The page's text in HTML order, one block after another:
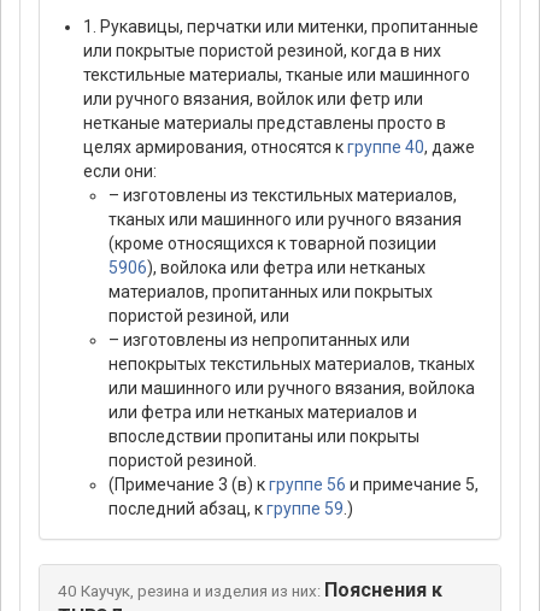
1. Рукавицы, перчатки или митенки, пропитанные
или покрытые пористой резиной, когда в них
текстильные материалы, тканые или машинного
или ручного вязания, войлок или фетр или
нетканые материалы представлены просто в
целях армирования, относятся кгруппе 40, даже
если они:
– изготовлены из текстильных материалов,
тканых или машинного или ручного вязания
(кроме относящихся к товарной позиции
5906), войлока или фетра или нетканых
материалов, пропитанных или покрытых
пористой резиной, или
– изготовлены из непропитанных или
непокрытых текстильных материалов, тканых
или машинного или ручного вязания, войлока
или фетра или нетканых материалов и
впоследствии пропитаны или покрыты
пористой резиной.
(Примечание 3 (в) кгруппе 56 и примечание 5,
последний абзац, кгруппе 59 .)
40 Каучук, резина и изделия из них: Пояснения к